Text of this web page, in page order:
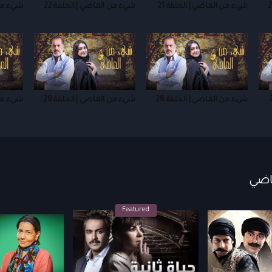
شيء من الماضي | الحلقة 21 شيء من الماضي | الحلقة 22 شيء من
شيء من الماضي | الحلقة 28 شيء من الماضي | الحلقة 29 شيء من
Featured